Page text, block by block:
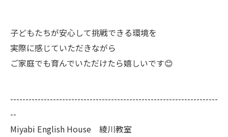
子どもたちが安心して挑戦できる環境を
実際に感じていただきながら
ご家庭でも育んでいただけたら嬉しいです😊
--------------------------------------------------------------------
--
Miyabi English House 綾川教室